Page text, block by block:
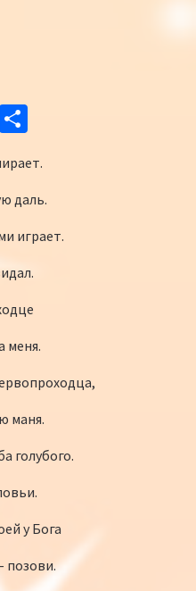
«Созвучие 2018»
победители
2017
О
п
р
а
в
и
ть
даль.
играет.
меня.
маня.
голубого.
у Бога
позови.